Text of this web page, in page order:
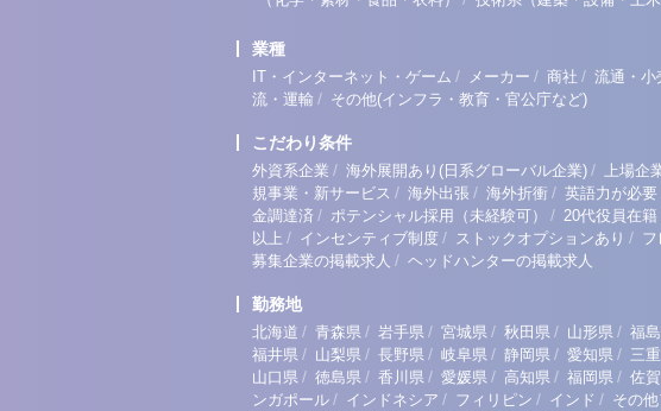
業種
IT・インターネット・ゲーム / メーカー / 商社 / 流通・小
流・運輸 / その他(インフラ・教育・官公庁など)
こだわり条件
外資系企業 / 海外展開あり(日系グローバル企業) / 上場企
規事業・新サービス / 海外出張 / 海外折衝 / 英語力が必要
金調達済 / ポテンシャル採用（未経験可） / 20代役員在籍
以上 / インセンティブ制度 / ストックオプションあり /
募集企業の掲載求人 / ヘッドハンターの掲載求人
勤務地
北海道 / 青森県 / 岩手県 / 宮城県 / 秋田県 / 山形県 / 福
福井県 / 山梨県 / 長野県 / 岐阜県 / 静岡県 / 愛知県 / 三
山口県 / 徳島県 / 香川県 / 愛媛県 / 高知県 / 福岡県 / 佐
ンガポール / インドネシア / フィリピン / インド / その